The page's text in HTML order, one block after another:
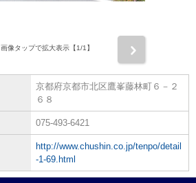
画像タップで拡大表示【1/1】
京都府京都市北区鷹峯藤林町６－２
６８
075-493-6421
http://www.chushin.co.jp/tenpo/detail
-1-69.html